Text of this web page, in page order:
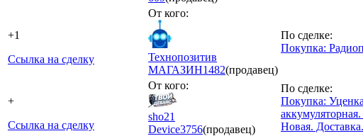
+1
Ссылка на сделку
От кого:
Технопозитив
МАГАЗИН1482(продавец)
По сделке:
Покупка:
+
Ссылка на сделку
От кого:
sho21
Device3756(продавец)
По сделке:
Покупка:
Новая.